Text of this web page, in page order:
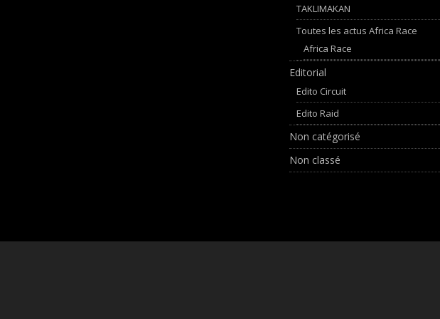
TAKLIMAKAN
Toutes les actus Africa Race
Africa Race
Editorial
Edito Circuit
Edito Raid
Non catégorisé
Non classé